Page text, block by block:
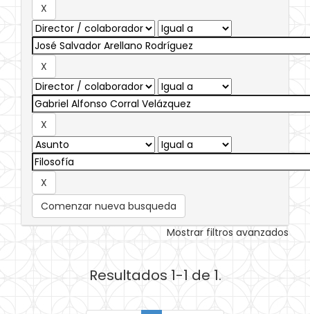
Comenzar nueva busqueda
Mostrar filtros avanzados
Resultados 1-1 de 1.